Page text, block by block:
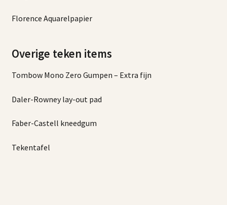
Florence Aquarelpapier
Overige teken items
Tombow Mono Zero Gumpen – Extra fijn
Daler-Rowney lay-out pad
Faber-Castell kneedgum
Tekentafel